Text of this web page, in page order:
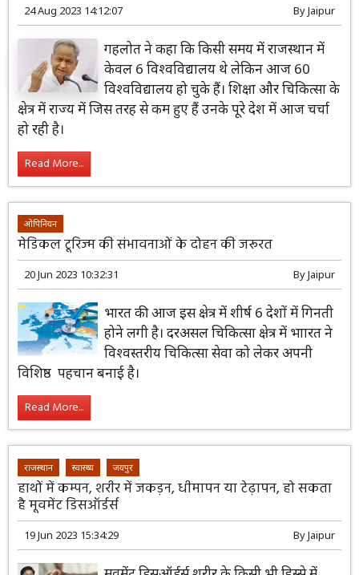
24 Aug 2023 14:12:07 ByJaipur
गहलोत ने कहा कि किसी समय में राजस्थान में
केवल 6 विश्वविद्यालय थे लेकिन आज 60
विश्वविद्यालय हो चुके हैं। शिक्षा और चिकित्सा के
क्षेत्र में राज्य में जिस तरह से कम हुए हैं उनके पूरे देश में आज चर्चा
हो रही है।
Read More...
ओपिनियन
मेडिकल टूरिज्म की संभावनाओं के दोहन की जरूरत
20 Jun 2023 10:32:31 ByJaipur
भारत की आज इस क्षेत्र में शीर्ष 6 देशों में गिनती
होने लगी है। दरअसल चिकित्सा क्षेत्र में भाारत ने
विश्वस्तरीय चिकित्सा सेवा को लेकर अपनी
विशिष्ठ पहचान बनाई है।
Read More...
राजस्थान स्वास्थ्य जयपुर
हाथों में कम्पन, शरीर में जकड़न, धीमापन या टेढ़ापन, हो सकता
है मूवमेंट डिसऑर्डर्स
19 Jun 2023 15:34:29 ByJaipur